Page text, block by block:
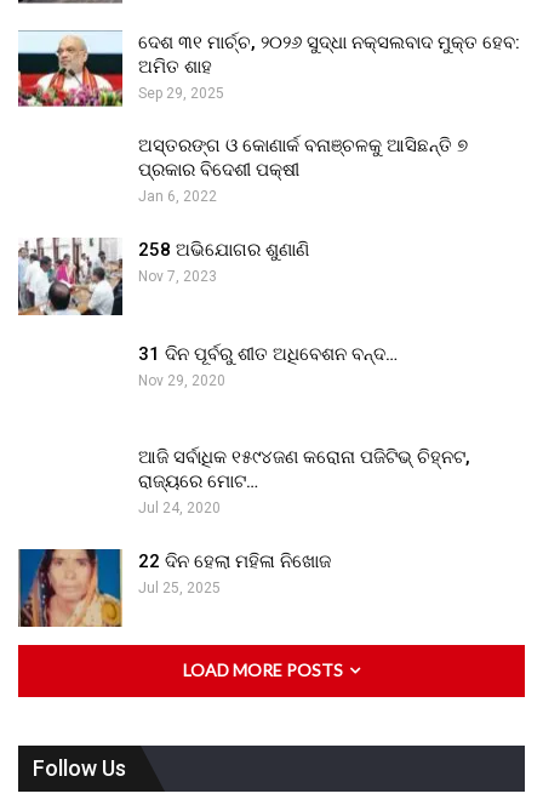
ଦେଶ ୩୧ ମାର୍ଚ୍ଚ, ୨୦୨୬ ସୁଦ୍ଧା ନକ୍ସଲବାଦ ମୁକ୍ତ ହେବ:
ଅମିତ ଶାହ
Sep 29, 2025
ଅସ୍ତରଙ୍ଗ ଓ କୋଣାର୍କ ବନାଞ୍ଚଳକୁ ଆସିଛନ୍ତି ୭
ପ୍ରକାର ବିଦେଶୀ ପକ୍ଷୀ
Jan 6, 2022
258 ଅଭିଯୋଗର ଶୁଣାଣି
Nov 7, 2023
31 ଦିନ ପୂର୍ବରୁ ଶୀତ ଅଧିବେଶନ ବନ୍ଦ…
Nov 29, 2020
ଆଜି ସର୍ବାଧିକ ୧୫୯୪ଜଣ କରୋନା ପଜିଟିଭ୍ ଚିହ୍ନଟ,
ରାଜ୍ୟରେ ମୋଟ…
Jul 24, 2020
22 ଦିନ ହେଲା ମହିଳା ନିଖୋଜ
Jul 25, 2025
LOAD MORE POSTS
Follow Us